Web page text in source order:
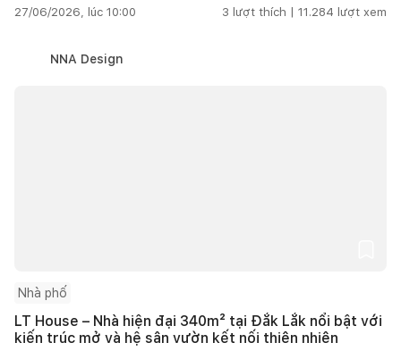
27/06/2026, lúc 10:00 3 lượt thích | 11.284 lượt xem
NNA Design
Nhà phố
LT House – Nhà hiện đại 340m² tại Đắk Lắk nổi bật với
kiến trúc mở và hệ sân vườn kết nối thiên nhiên